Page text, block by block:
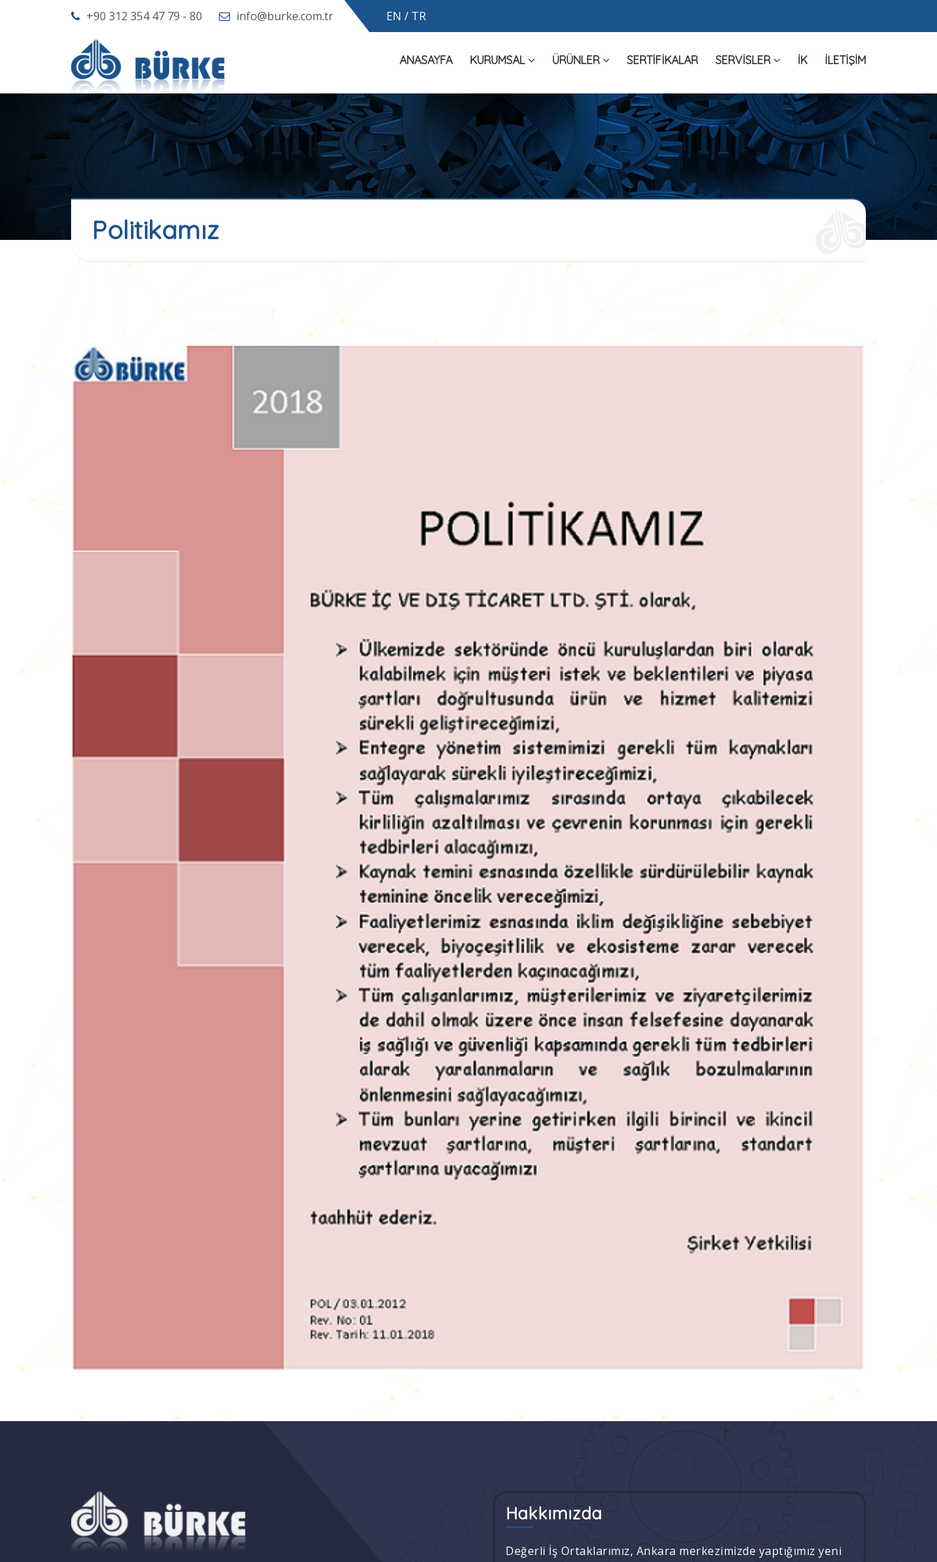
+90 312 354 47 79 - 80 info@burke.com.tr EN / TR
ANASAYFA KURUMSAL ÜRÜNLER SERTIFIKALAR SERVISLER İK İLETIŞIM
Politikamız
Hakkımızda
Değerli İş Ortaklarımız, Ankara merkezimizde yaptığımız yeni